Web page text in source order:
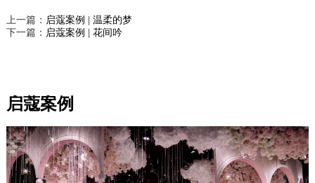
上一篇： 启蔻案例 | 温柔的梦
下一篇： 启蔻案例 | 花间吟
启蔻案例